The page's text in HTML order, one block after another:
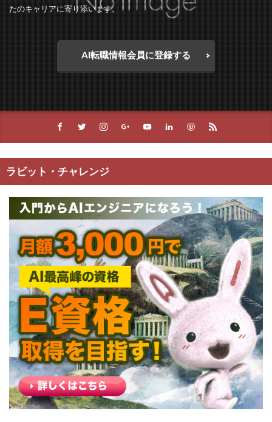
たのキャリアに寄り添います。
AI転職情報会員に登録する
ラビット・チャレンジ